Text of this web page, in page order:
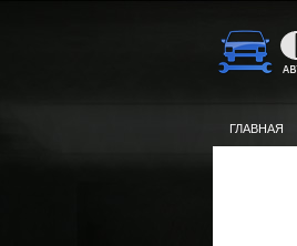
ГЛАВНАЯ